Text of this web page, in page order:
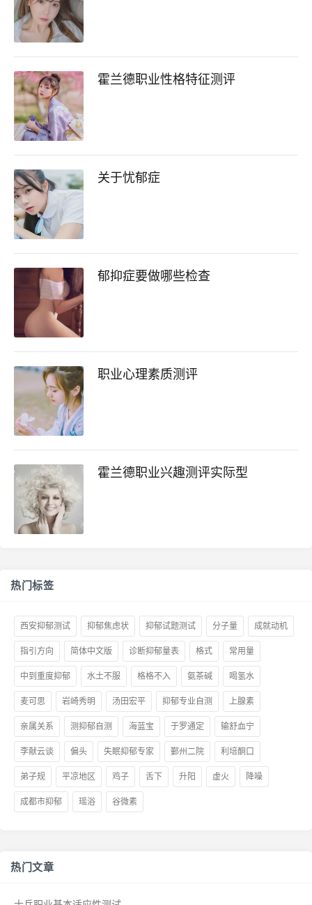
霍兰德职业性格特征测评
关于忧郁症
郁抑症要做哪些检查
职业心理素质测评
霍兰德职业兴趣测评实际型
热门标签
西安抑郁测试 抑郁焦虑状 抑郁试题测试 分子量 成就动机
指引方向 简体中文版 诊断抑郁量表 格式 常用量
中到重度抑郁 水土不服 格格不入 氨茶碱 喝氢水
麦可思 岩崎秀明 汤田宏平 抑郁专业自测 上腺素
亲属关系 测抑郁自测 海蓝宝 于罗通定 输舒血宁
李献云谈 偏头 失眠抑郁专家 鄞州二院 利培酮口
弟子规 平凉地区 鸡子 舌下 升阳 虚火 降噪
成都市抑郁 瑶浴 谷微素
热门文章